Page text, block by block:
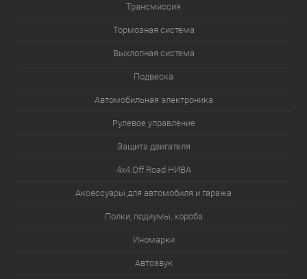
Трансмиссия
Тормозная система
Выхлопная система
Подвеска
Автомобильная электроника
Рулевое управление
Защита двигателя
4х4.Off Road НИВА
Аксессуары для автомобиля и гаража
Полки, подиумы, короба
Иномарки
Автозвук